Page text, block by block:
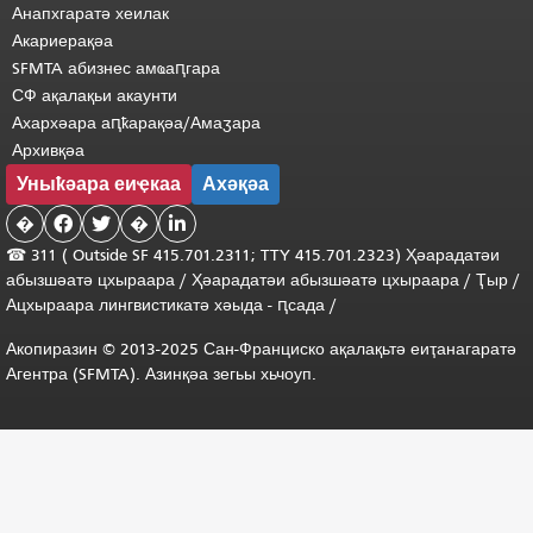
Анапхгаратә хеилак
Акариерақәа
SFMTA абизнес амҩаԥгара
СФ ақалақьи акаунти
Ахархәара аԥҟарақәа/Амаӡара
Архивқәа
Уныҟәара еиҿкаа Ахәқәа
�   � 
☎ 311 ( Outside SF 415.701.2311; TTY 415.701.2323) Ҳәарадатәи
абызшәатә цхыраара / Ҳәарадатәи абызшәатә цхыраара / Ҭыр /
Ацхыраара лингвистикатә хәыда - ԥсада /
Акопиразин © 2013-2025 Сан-Франциско ақалақьтә еиҭанагаратә
Агентра (SFMTA). Азинқәа зегьы хьчоуп.